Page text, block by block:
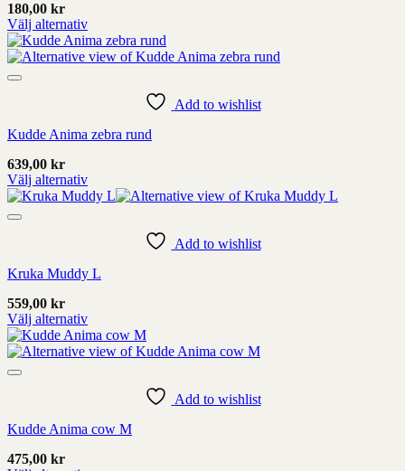
produktens
sida
180,00 kr
Välj alternativ
Denna
produkt
har
väljas
produktens
sida
Add to wishlist
Kudde Anima zebra rund
639,00 kr
Välj alternativ
Denna
produkt
kan
på
produktens
sida
Add to wishlist
Kruka Muddy L
559,00 kr
Välj alternativ
Denna
produkt
har
väljas
produktens
Add to wishlist
Kudde Anima cow M
475,00 kr